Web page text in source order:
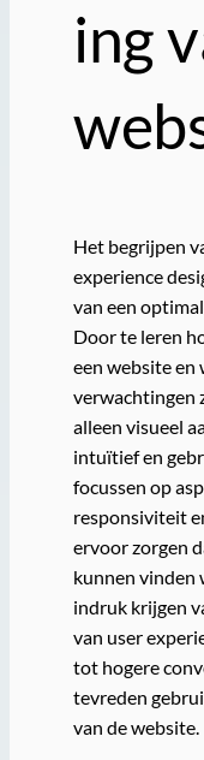
ing
Het begrijpen
experience
van een
Door te leren
een website en
verwachtingen
alleen visueel
intuïtief en
focussen op
responsiviteit
ervoor zorgen
kunnen vinden
indruk krijgen
van user
tot hogere
tevreden
van de website.